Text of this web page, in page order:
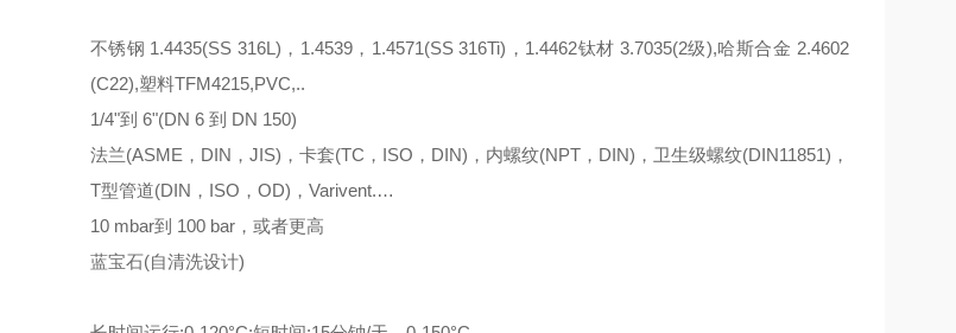
不锈钢 1.4435(SS 316L)，1.4539，1.4571(SS 316Ti)，1.4462钛材 3.7035(2级),哈斯合金 2.4602
(C22),塑料TFM4215,PVC,..
1/4"到 6"(DN 6 到 DN 150)
法兰(ASME，DIN，JIS)，卡套(TC，ISO，DIN)，内螺纹(NPT，DIN)，卫生级螺纹(DIN11851)，
T型管道(DIN，ISO，OD)，Varivent.…
10 mbar到 100 bar，或者更高
蓝宝石(自清洗设计)